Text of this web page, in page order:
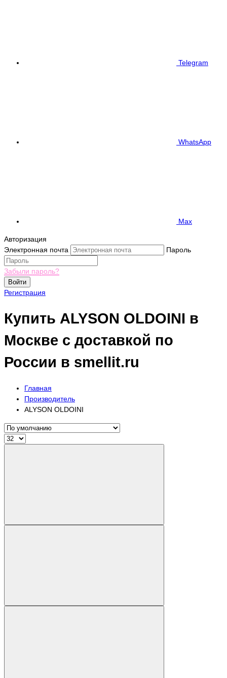
Telegram
WhatsApp
Max
Авторизация
Электронная почта
Пароль
Забыли пароль?
Войти
Регистрация
Купить ALYSON OLDOINI в
Москве с доставкой по
России в smellit.ru
Главная
Производитель
ALYSON OLDOINI